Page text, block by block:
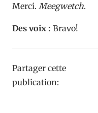
Merci. Meegwetch.
Des voix : Bravo!
Partager cette
publication: